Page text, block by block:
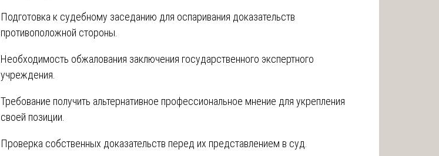
Подготовка к судебному заседанию для оспаривания доказательств
противоположной стороны.
Необходимость обжалования заключения государственного экспертного
учреждения.
Требование получить альтернативное профессиональное мнение для укрепления
своей позиции.
Проверка собственных доказательств перед их представлением в суд.